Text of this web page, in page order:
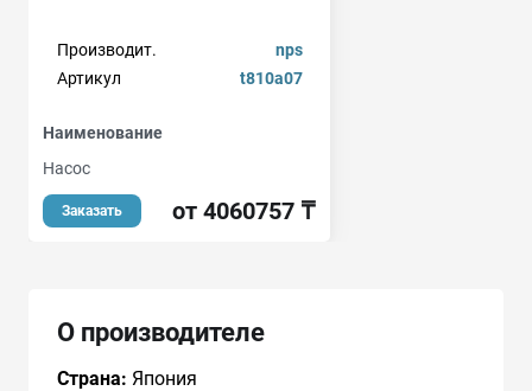
Производит.
nps
Артикул
t810a07
Наименование
Насос
Заказать от 4060757 ₸
О производителе
Страна: Япония